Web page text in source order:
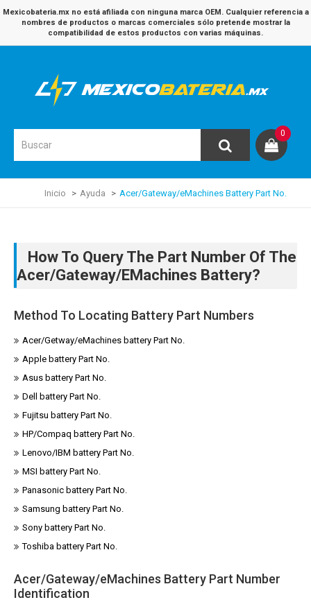
Mexicobateria.mx no está afiliada con ninguna marca OEM. Cualquier referencia a
nombres de productos o marcas comerciales sólo pretende mostrar la
compatibilidad de estos productos con varias máquinas.
0
Inicio Ayuda Acer/Gateway/eMachines Battery Part No.
How To Query The Part Number Of The
Acer/Gateway/eMachines Battery?
Method To Locating Battery Part Numbers
Acer/Getway/eMachines battery Part No.
Apple battery Part No.
Asus battery Part No.
Dell battery Part No.
Fujitsu battery Part No.
HP/Compaq battery Part No.
Lenovo/IBM battery Part No.
MSI battery Part No.
Panasonic battery Part No.
Samsung battery Part No.
Sony battery Part No.
Toshiba battery Part No.
Acer/Gateway/eMachines Battery Part Number
Identification